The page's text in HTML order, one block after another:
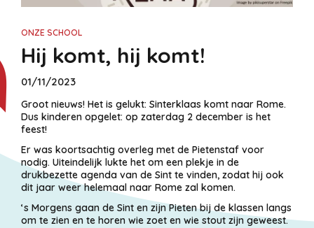
ONZE SCHOOL
Hij komt, hij komt!
01/11/2023
Groot nieuws! Het is gelukt: Sinterklaas komt naar Rome.
Dus kinderen opgelet: op zaterdag 2 december is het
feest!
Er was koortsachtig overleg met de Pietenstaf voor
nodig. Uiteindelijk lukte het om een plekje in de
drukbezette agenda van de Sint te vinden, zodat hij ook
dit jaar weer helemaal naar Rome zal komen.
‘s Morgens gaan de Sint en zijn Pieten bij de klassen langs
om te zien en te horen wie zoet en wie stout zijn geweest.